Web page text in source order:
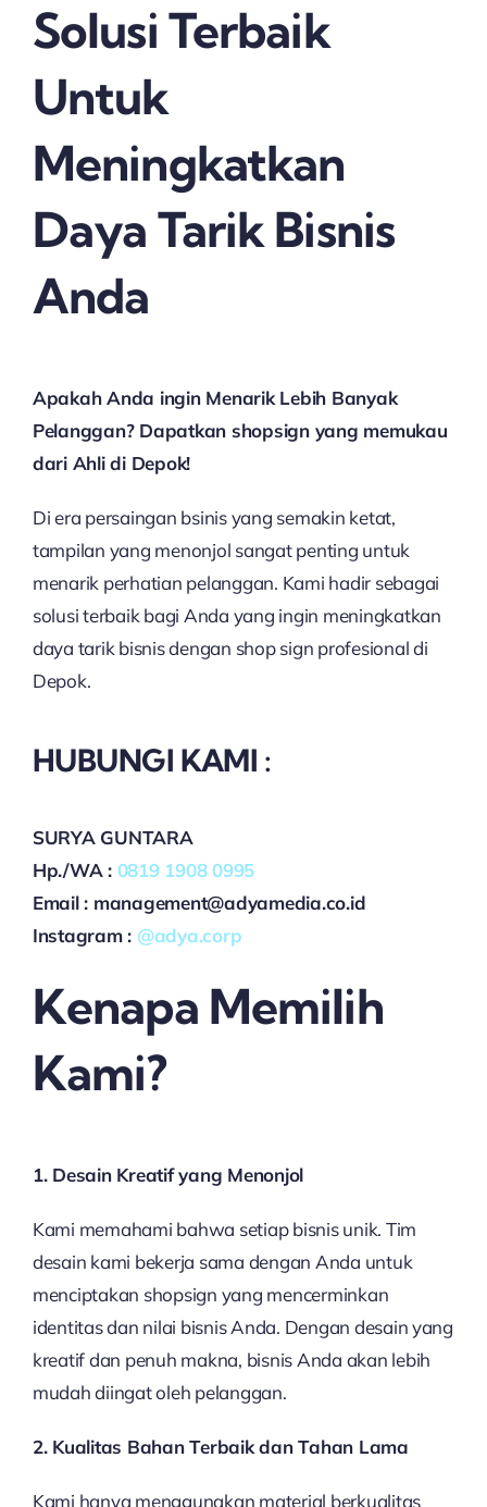
Solusi Terbaik
Untuk
Meningkatkan
Daya Tarik Bisnis
Anda
Apakah Anda ingin Menarik Lebih Banyak
Pelanggan? Dapatkan shopsign yang memukau
dari Ahli di Depok!
Di era persaingan bsinis yang semakin ketat,
tampilan yang menonjol sangat penting untuk
menarik perhatian pelanggan. Kami hadir sebagai
solusi terbaik bagi Anda yang ingin meningkatkan
daya tarik bisnis dengan shop sign profesional di
Depok.
HUBUNGI KAMI :
SURYA GUNTARA
Hp./WA : 0819 1908 0995
Email : management@adyamedia.co.id
Instagram : @adya.corp
Kenapa Memilih
Kami?
1. Desain Kreatif yang Menonjol
Kami memahami bahwa setiap bisnis unik. Tim
desain kami bekerja sama dengan Anda untuk
menciptakan shopsign yang mencerminkan
identitas dan nilai bisnis Anda. Dengan desain yang
kreatif dan penuh makna, bisnis Anda akan lebih
mudah diingat oleh pelanggan.
2. Kualitas Bahan Terbaik dan Tahan Lama
Kami hanya menggunakan material berkualitas